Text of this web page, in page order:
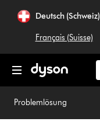
überspringenDeutsch (Schweiz)
Français (Suisse)
Problemlösung